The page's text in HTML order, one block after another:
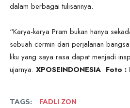
dalam berbagai tulisannya.
“Karya-karya Pram bukan hanya
sebuah cermin dari perjalanan
liku yang saya rasa dapat menjadi
ujarnya. XPOSEINDONESIA Foto
TAGS:
FADLI ZON